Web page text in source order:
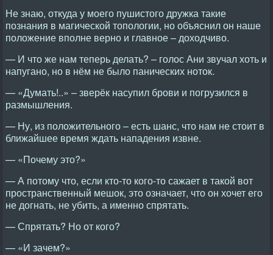
Не знаю, откуда у моего пушистого дружка такие
познания в магической топологии, но объяснил он наше
положение вполне верно и главное – доходчиво.
— И что же нам теперь делать? – голос Ани звучал хоть и
напугано, но в нём не было панических ноток.
— «Думать!..» – зверёк насупил брови и погрузился в
размышления.
— Ну, из положительного – есть шанс, что нам не стоит в
ближайшее время ждать нападения извне.
— «Почему это?»
— А потому что, если кто-то кого-то сажает в такой вот
пространственный мешок, это означает, что он хочет его
не догнать, не убить, а именно спрятать.
— Спрятать? Но от кого?
— «И зачем?»